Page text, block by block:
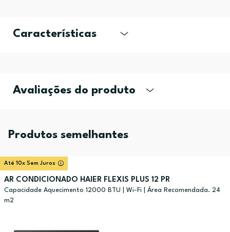
Características
Avaliações do produto
Produtos semelhantes
Até 10x Sem Juros
AR CONDICIONADO HAIER FLEXIS PLUS 12 PR
Capacidade Aquecimento 12000 BTU | Wi-Fi | Área Recomendada. 24
m2